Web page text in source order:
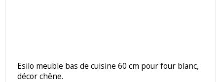
Esilo meuble bas de cuisine 60 cm pour four blanc,
décor chêne.